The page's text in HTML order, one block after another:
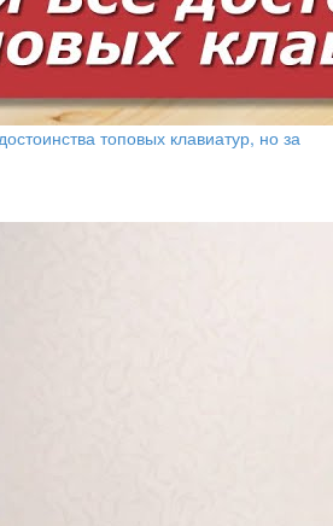
топовых клавиатур, но за